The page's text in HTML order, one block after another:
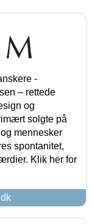
-
– rettede
og
solgte på
mennesker
spontanitet,
Klik her for